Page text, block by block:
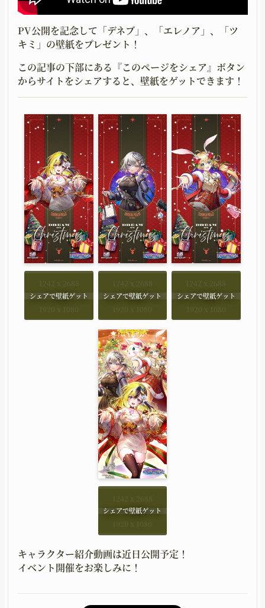
PV公開を記念して「デネブ」、「エレノア」、「ツ
キミ」の壁紙をプレゼント！
この記事の下部にある『このページをシェア』ボタン
からサイトをシェアすると、壁紙をゲットできます！
1242 x 2688
1920 x 1080
1242 x 2688
1920 x 1080
1242 x 2688
1920 x 1080
1242 x 2688
1920 x 1080
キャラクター紹介動画は近日公開予定！
イベント開催をお楽しみに！